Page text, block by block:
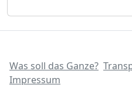
Was soll das Ganze?
Impressum